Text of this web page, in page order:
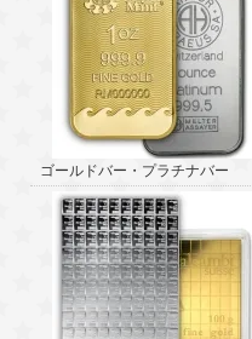
ゴールドバー・プラチナバー